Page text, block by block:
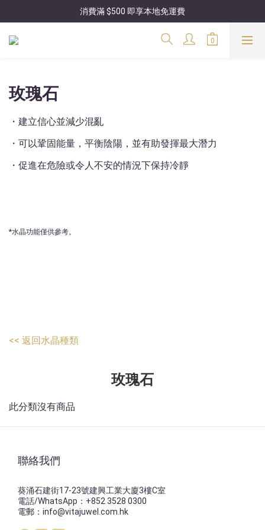
消費滿 $500 即享本地免運費
玫瑰石
・建立信心並減少混亂
・可以鞏固能量，平衡陰陽，並有助發揮最大潛力
・促進在危險或令人不安的情況下保持冷靜
*水晶功能僅供參考。
<< 返回水晶種類
玫瑰石
此分類沒有商品
聯絡我們
葵涌石建街17-23號建興工業大廈3樓C室
電話/WhatsApp：+852 3528 0300
電郵：info@vitajuwel.com.hk